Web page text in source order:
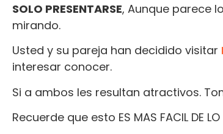
SOLO PRESENTARSE, Aunque parece
mirando.
Usted y su pareja han decidido visitar
interesar conocer.
Si a ambos les resultan atractivos.
Recuerde que esto ES MAS FACIL DE